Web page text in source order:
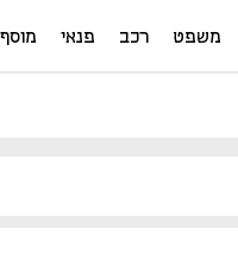
משפט רכב פנאי מוסף